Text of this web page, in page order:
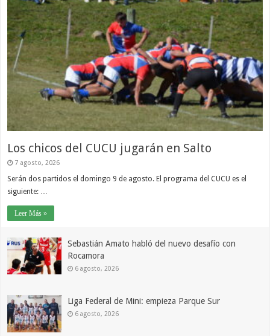
Los chicos del CUCU jugarán en Salto
7 agosto, 2026
Serán dos partidos el domingo 9 de agosto. El programa del CUCU es el
siguiente: …
Leer Más »
Sebastián Amato habló del nuevo desafío con
Rocamora
6 agosto, 2026
Liga Federal de Mini: empieza Parque Sur
6 agosto, 2026